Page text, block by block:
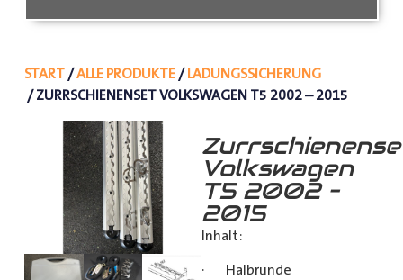
START/ALLE PRODUKTE/LADUNGSSICHERUNG
/ ZURRSCHIENENSET VOLKSWAGEN T5 2002 – 2015
Volkswagen
T5 2002 –
2015
Inhalt:
· Halbrunde